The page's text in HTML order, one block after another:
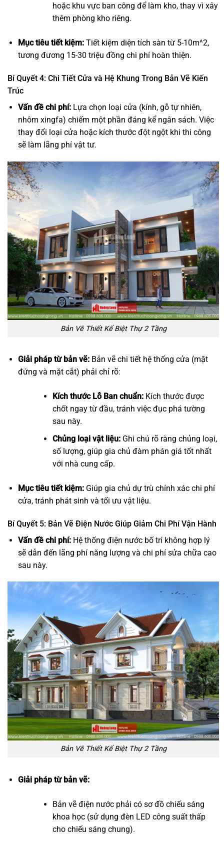
hoặc khu vực ban công để làm kho, thay vì xây
thêm phòng kho riêng.
Mục tiêu tiết kiệm:Tiết kiệm diện tích sàn từ 5-10m^2,
tương đương 15-30 triệu đồng chi phí hoàn thiện.
Bí Quyết 4: Chi Tiết Cửa và Hệ Khung Trong Bản Vẽ Kiến
Trúc
Vấn đề chi phí:Lựa chọn loại cửa (kính, gỗ tự nhiên,
nhôm xingfa) chiếm một phần đáng kể ngân sách. Việc
thay đổi loại cửa hoặc kích thước đột ngột khi thi công
sẽ làm lãng phí vật tư.
Bản Vẽ Thiết Kế Biệt Thự 2 Tầng
Giải pháp từ bản vẽ:Bản vẽ chi tiết hệ thống cửa (mặt
đứng và mặt cắt) phải chỉ rõ:
Kích thước Lỗ Ban chuẩn:Kích thước được
chốt ngay từ đầu, tránh việc đục phá tường
sau này.
Chủng loại vật liệu:Ghi chú rõ ràng chủng loại,
số lượng, giúp gia chủ đàm phán giá tốt nhất
với nhà cung cấp.
Mục tiêu tiết kiệm:Giúp gia chủ dự trù chính xác chi phí
cửa, tránh phát sinh và tối ưu vật liệu.
Bí Quyết 5: Bản Vẽ Điện Nước Giúp Giảm Chi Phí Vận Hành
Vấn đề chi phí:Hệ thống điện nước bố trí không hợp lý
sẽ dẫn đến lãng phí năng lượng và chi phí sửa chữa cao
sau này.
Bản Vẽ Thiết Kế Biệt Thự 2 Tầng
Giải pháp từ bản vẽ:
Bản vẽ điện nước phải có sơ đồ chiếu sáng
khoa học (sử dụng đèn LED công suất thấp
cho chiếu sáng chung).